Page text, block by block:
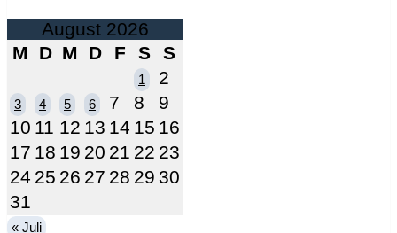
August 2026
M
D M D F S S
1 2
3 4 5 6 7 8
9
10 11 12 13 14 15 16
17 18 19 20 21 22 23
24 25 26 27 28 29 30
31
« Juli